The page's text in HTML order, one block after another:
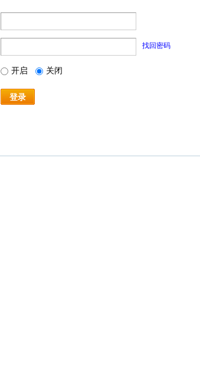
找回密码
开启 关闭
登录